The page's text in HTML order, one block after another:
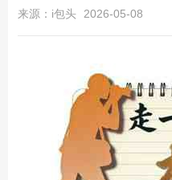
来源：i包头 2026-05-08